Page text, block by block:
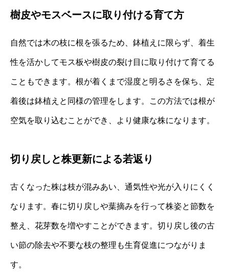
樹皮やモスベースに取り付ける育て方
自然では木の枝に根を張るため、鉢植えに限らず、着生
性を活かしてモス板や樹皮の裂け目に取り付けて育てる
こともできます。根が着くまで湿度と明るさを保ち、定
着後は鉢植えと同様の管理をします。この方法では根が
空気を取り込むことができ、より健康な株になります。
切り戻しと株更新による若返り
古くなった株は枝が混みあい、通気性や光が入りにくく
なります。春に切り戻しや葉摘みを行って株姿と節数を
整え、花芽数を増やすことができます。切り戻し後の古
い節の除去や不要な枝の整理も生育促進につながりま
す。